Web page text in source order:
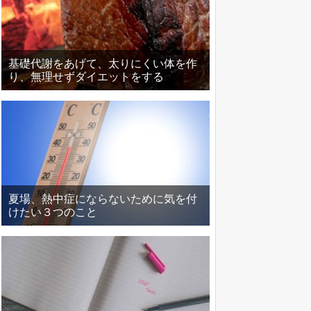
基礎代謝をあげて、太りにくい体を作
り、無理せずダイエットをする
夏場、熱中症にならないために気を付
けたい３つのこと